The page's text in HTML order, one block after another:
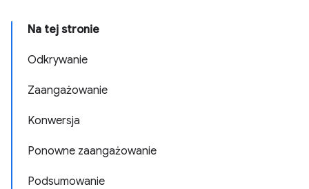
Na tej stronie
Odkrywanie
Zaangażowanie
Konwersja
Ponowne zaangażowanie
Podsumowanie